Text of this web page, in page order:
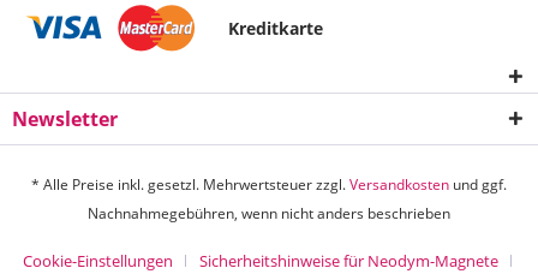
Kreditkarte
Newsletter
* Alle Preise inkl. gesetzl. Mehrwertsteuer zzgl.Versandkosten und ggf.
Nachnahmegebühren, wenn nicht anders beschrieben
Cookie-Einstellungen
Sicherheitshinweise für Neodym-Magnete